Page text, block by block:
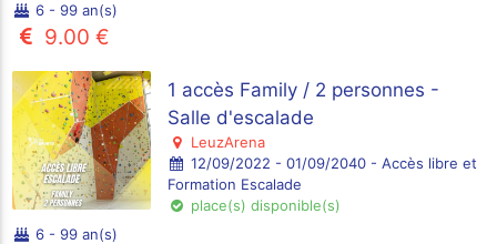
6 - 99 an(s)
9.00 €
1 accès Family / 2 personnes -
Salle d'escalade
LeuzArena
12/09/2022 - 01/09/2040 - Accès libre et
Formation Escalade
place(s) disponible(s)
6 - 99 an(s)